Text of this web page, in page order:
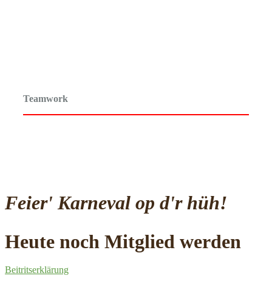
Teamwork
Feier' Karneval op d'r hüh!
Heute noch Mitglied werden
Beitritserklärung